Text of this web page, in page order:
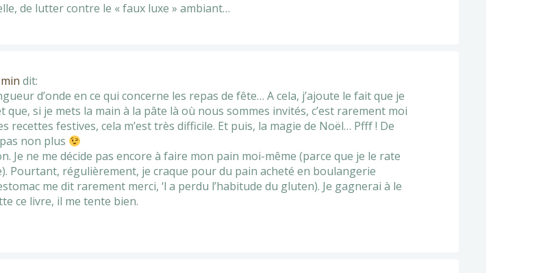
de lutter contre le « faux luxe » ambiant…
dit:
d’onde en ce qui concerne les repas de fête… A cela, j’ajoute le fait que je
que, si je mets la main à la pâte là où nous sommes invités, c’est rarement moi
recettes festives, cela m’est très difficile. Et puis, la magie de Noël… Pfff ! De
non plus
Je ne me décide pas encore à faire mon pain moi-même (parce que je le rate
Pourtant, régulièrement, je craque pour du pain acheté en boulangerie
me dit rarement merci, ‘l a perdu l’habitude du gluten). Je gagnerai à le
ce livre, il me tente bien.